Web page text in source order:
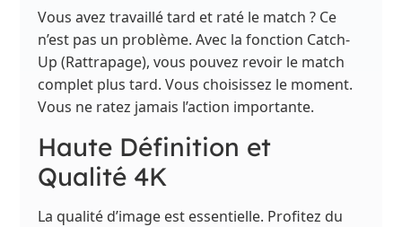
Vous avez travaillé tard et raté le match ? Ce
n’est pas un problème. Avec la fonction Catch-
Up (Rattrapage), vous pouvez revoir le match
complet plus tard. Vous choisissez le moment.
Vous ne ratez jamais l’action importante.
Haute Définition et
Qualité 4K
La qualité d’image est essentielle. Profitez du